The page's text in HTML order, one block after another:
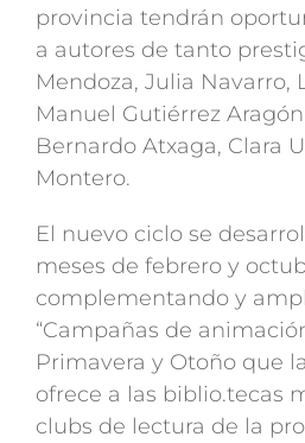
provincia tendrán
a autores de tanto
Mendoza, Julia Navarro,
Manuel Gutiérrez
Bernardo Atxaga, Clara
Montero.
El nuevo ciclo se
meses de febrero y
complementando y
“Campañas de
Primavera y Otoño que
ofrece a las biblio.tecas
clubs de lectura de la